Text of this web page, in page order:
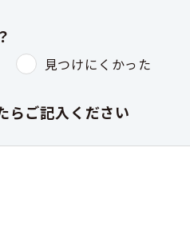
見つけにくかった
らご記入ください